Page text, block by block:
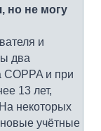
но не могу
и
два
и при
13 лет,
некоторых
учётные